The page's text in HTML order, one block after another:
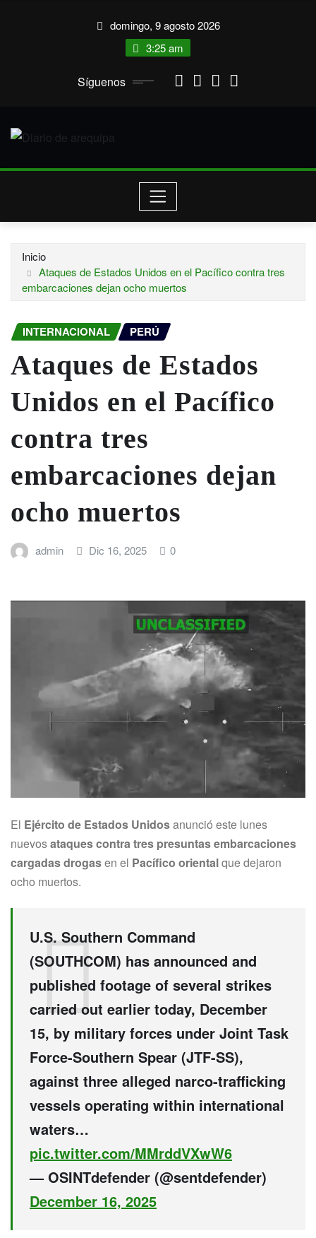
domingo, 9 agosto 2026
3:25 am
Síguenos
Inicio
Ataques de Estados Unidos en el Pacífico contra tres
embarcaciones dejan ocho muertos
INTERNACIONAL PERÚ
Ataques de Estados
Unidos en el Pacífico
contra tres
embarcaciones dejan
ocho muertos
admin Dic 16, 2025 0
El Ejército de Estados Unidosanunció este lunes
nuevosataques contra tres presuntas embarcaciones
cargadas drogasen el Pacífico orientalque dejaron
ocho muertos.
U.S. Southern Command
(SOUTHCOM) has announced and
published footage of several strikes
carried out earlier today, December
15, by military forces under Joint Task
Force-Southern Spear (JTF-SS),
against three alleged narco-trafficking
vessels operating within international
waters…
pic.twitter.com/MMrddVXwW6
— OSINTdefender (@sentdefender)
December 16, 2025